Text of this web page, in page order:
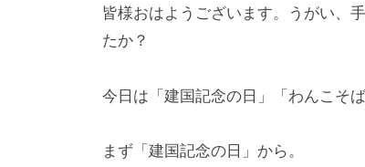
a
y
m
メ
皆様おはようございます。うがい、
たか？
今日は「建国記念の日」「わんこそ
まず「建国記念の日」から。